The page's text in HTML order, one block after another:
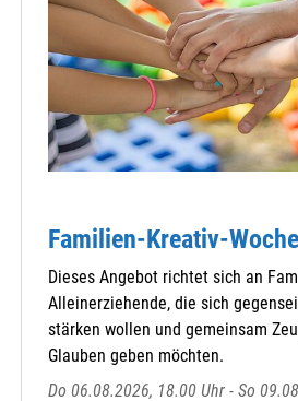
Familien-Kreativ-
Dieses Angebot richtet sich an
Alleinerziehende, die sich
stärken wollen und gemeinsam
Glauben geben möchten.
Do 06.08.2026, 18.00 Uhr - So